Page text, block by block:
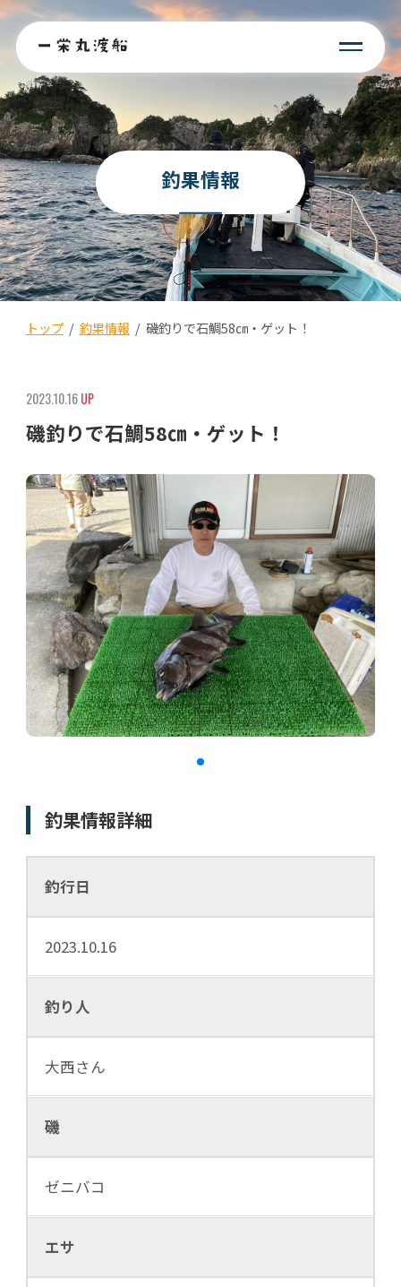
釣果情報
トップ/ 釣果情報 / 磯釣りで石鯛58㎝・ゲット！
2023.10.16UP
磯釣りで石鯛58㎝・ゲット！
釣果情報詳細
釣行日
2023.10.16
釣り人
大西さん
磯
ゼニバコ
エサ